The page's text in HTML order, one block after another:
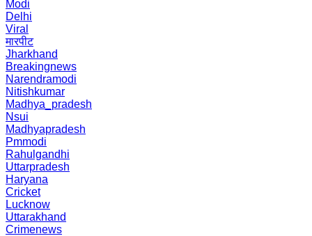
Modi
Delhi
Viral
मारपीट
Jharkhand
Breakingnews
Narendramodi
Nitishkumar
Madhya_pradesh
Nsui
Madhyapradesh
Pmmodi
Rahulgandhi
Uttarpradesh
Haryana
Cricket
Lucknow
Uttarakhand
Crimenews